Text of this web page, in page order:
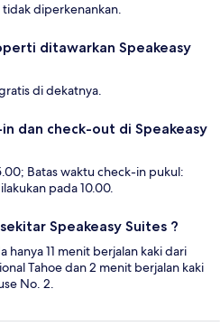
diperkenankan.
ditawarkan Speakeasy
di dekatnya.
dan check-out di Speakeasy
Batas waktu check-in pukul:
pada 10.00.
Speakeasy Suites ?
hanya 11 menit berjalan kaki dari
Tahoe dan 2 menit berjalan kaki
No. 2.